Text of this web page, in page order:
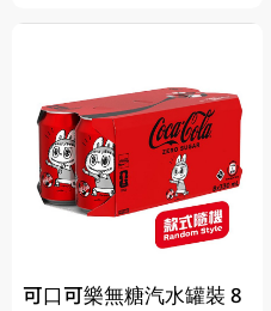
可口可樂無糖汽水罐裝 8